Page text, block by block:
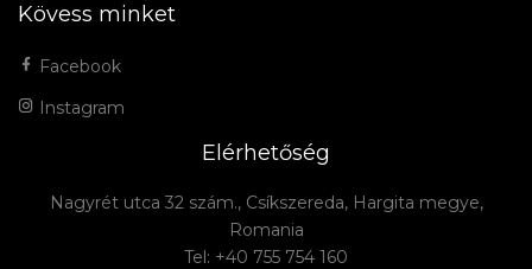
Kövess minket
Facebook
Instagram
Elérhetőség
Nagyrét utca 32 szám., Csíkszereda, Hargita megye,
Romania
Tel: +40 755 754 160